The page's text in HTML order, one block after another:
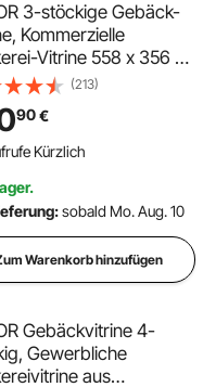
3-stöckige Gebäck-
Kommerzielle
Vitrine 558 x 356 x
Acryl-Vitrine mit mit
Doppelscharnieren,
Konditorei Vitrine für
Bagels, Kuchen, Kekse
(213)
90€
Kürzlich
sobald Mo. Aug. 10
Warenkorb hinzufügen
Gebäckvitrine 4-
Gewerbliche
aus